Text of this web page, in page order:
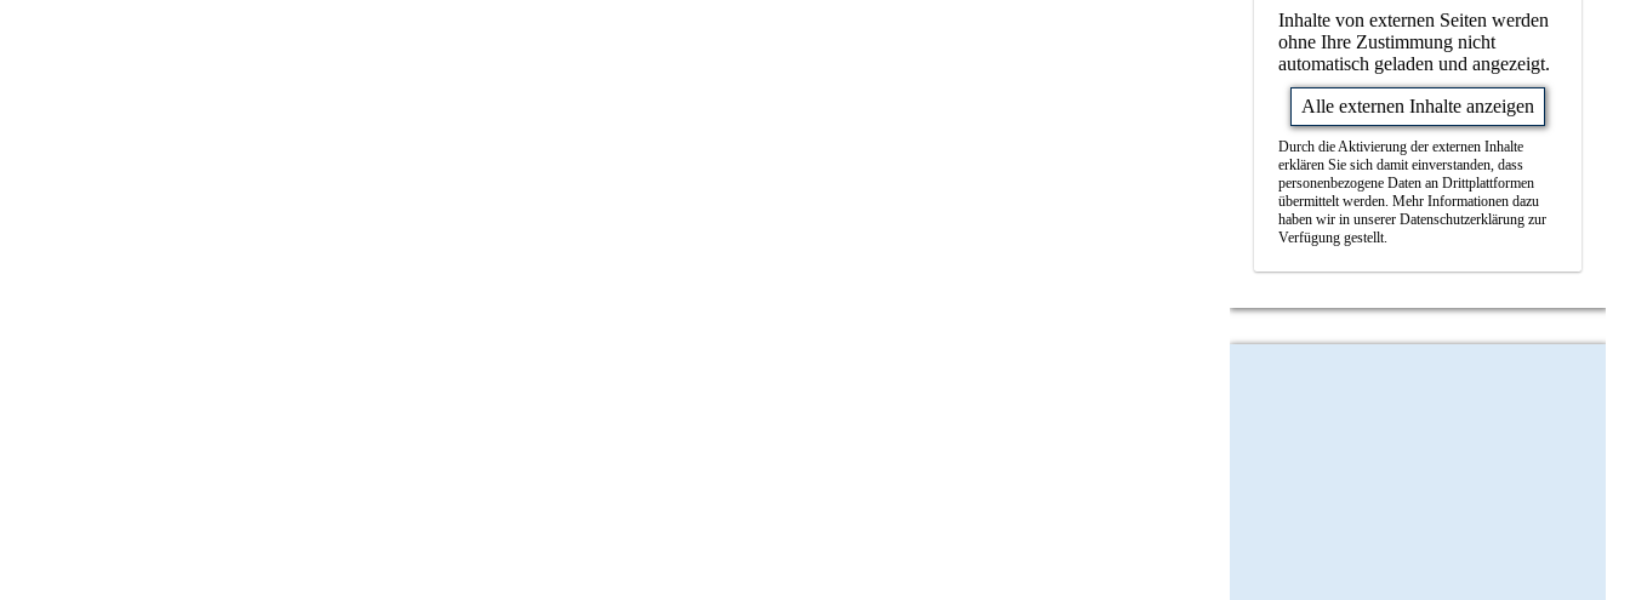
Inhalte von externen Seiten werden
ohne Ihre Zustimmung nicht
automatisch geladen und angezeigt.
Alle externen Inhalte anzeigen
Durch die Aktivierung der externen Inhalte
erklären Sie sich damit einverstanden, dass
personenbezogene Daten an Drittplattformen
übermittelt werden. Mehr Informationen dazu
haben wir in unserer Datenschutzerklärung zur
Verfügung gestellt.